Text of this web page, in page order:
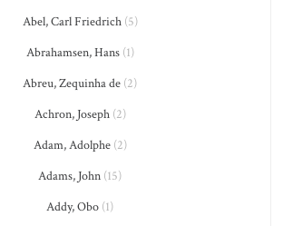
Abel, Carl Friedrich(5)
Abrahamsen, Hans(1)
Abreu, Zequinha de (2)
Achron, Joseph(2)
Adam, Adolphe(2)
Adams, John (15)
Addy, Obo (1)